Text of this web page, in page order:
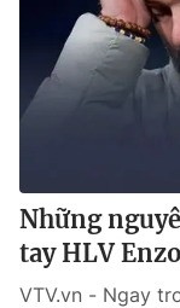
Những
tay HLV
VTV.vn - Ngay